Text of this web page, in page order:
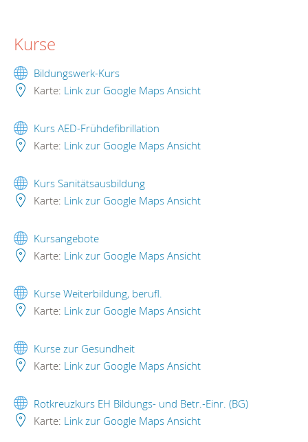
Kurse
Bildungswerk-Kurs
Karte: Link zur Google Maps Ansicht
Kurs AED-Frühdefibrillation
Karte: Link zur Google Maps Ansicht
Kurs Sanitätsausbildung
Karte: Link zur Google Maps Ansicht
Kursangebote
Karte: Link zur Google Maps Ansicht
Kurse Weiterbildung, berufl.
Karte: Link zur Google Maps Ansicht
Kurse zur Gesundheit
Karte: Link zur Google Maps Ansicht
Rotkreuzkurs EH Bildungs- und Betr.-Einr. (BG)
Karte: Link zur Google Maps Ansicht